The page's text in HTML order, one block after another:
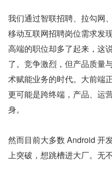
我们通过智联招聘、拉勾网
移动互联网招聘岗位需求发
高端的职位却多了起来，这
了。竞争激烈，但产品质量
术赋能业务的时代。大前端
更可能是跨终端，产品、运
身。
然而目前大多数 Android 开
上突破，想跳槽进大厂。无